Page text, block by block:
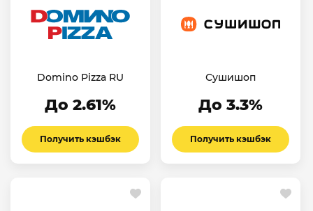
Domino Pizza RU
До 2.61%
Получить кэшбэк
Сушишоп
До 3.3%
Получить кэшбэк